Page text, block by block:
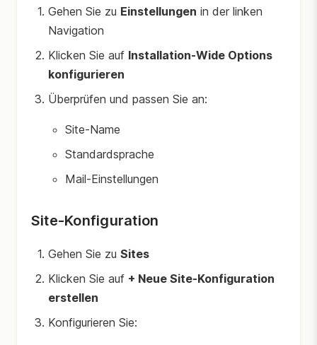
Gehen Sie zu Einstellungen in der linken
Navigation
Klicken Sie auf Installation-Wide Options
konfigurieren
Überprüfen und passen Sie an:
Site-Name
Standardsprache
Mail-Einstellungen
Site-Konfiguration
Gehen Sie zu Sites
Klicken Sie auf + Neue Site-Konfiguration
erstellen
Konfigurieren Sie: